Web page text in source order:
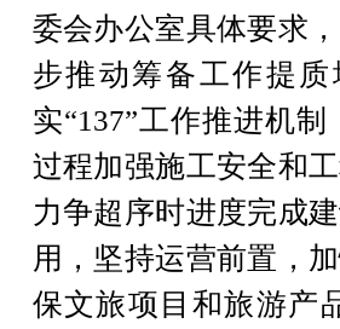
委会办公室具体要求
步推动筹备工作提
实“137”工作推进机
过程加强施工安全和
力争超序时进度完成
用，坚持运营前置，
保文旅项目和旅游产